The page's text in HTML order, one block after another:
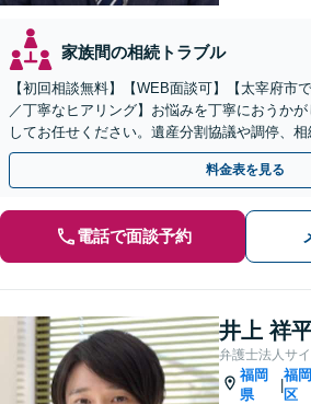
家族間の相続トラブル
【初回相談無料】【WEB面談可】【太宰府市
／丁寧なヒアリング】お悩みを丁寧におうか
してお任せください。遺産分割協議や調停、相
続、使い込み・寄与分など、幅広く対応
料金表を見る
電話で面談予約
井上 祥
弁護士法人サ
福岡
県
|
福
区